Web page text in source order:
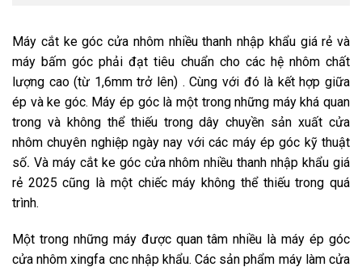
Máy cắt ke góc cửa nhôm nhiều thanh nhập khẩu giá rẻ và
máy bấm góc phải đạt tiêu chuẩn cho các hệ nhôm chất
lượng cao (từ 1,6mm trở lên) . Cùng với đó là kết hợp giữa
ép và ke góc. Máy ép góc là một trong những máy khá quan
trong và không thể thiếu trong dây chuyền sản xuất cửa
nhôm chuyên nghiệp ngày nay với các máy ép góc kỹ thuật
số. Và máy cắt ke góc cửa nhôm nhiều thanh nhập khẩu giá
rẻ 2025 cũng là một chiếc máy không thể thiếu trong quá
trình.
Một trong những máy được quan tâm nhiều là máy ép góc
cửa nhôm xingfa cnc nhập khẩu. Các sản phẩm máy làm cửa